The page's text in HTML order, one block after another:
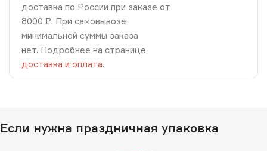
доставка по России при заказе от
8000 ₽. При самовывозе
минимальной суммы заказа
нет. Подробнее на странице
доставка и оплата.
Если нужна праздничная упаковка